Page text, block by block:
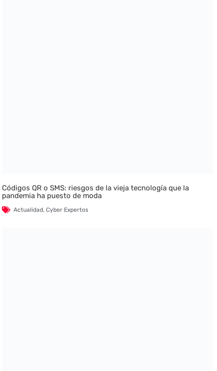
Códigos QR o SMS: riesgos de la vieja tecnología que la
pandemia ha puesto de moda
Actualidad,Cyber Expertos